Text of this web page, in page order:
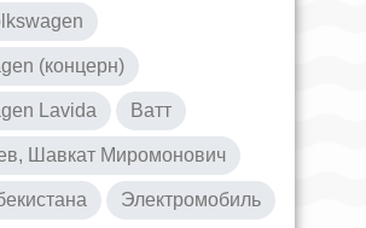
(концерн)
Lavida Ватт
Шавкат Миромонович
Электромобиль